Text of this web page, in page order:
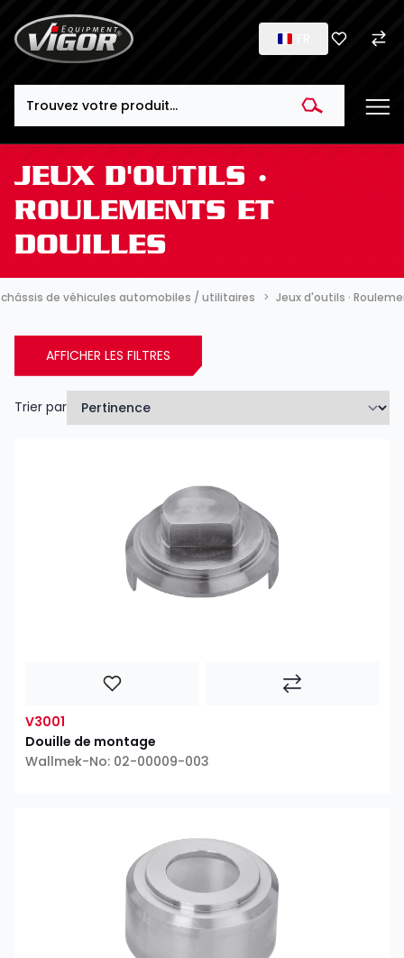
JEUX D'OUTILS ·
ROULEMENTS ET
DOUILLES
de véhicules automobiles / utilitaires Jeux d'outils ·
AFFICHER LES FILTRES
Trier par
V3001
Douille de montage
Wallmek-No: 02-00009-003